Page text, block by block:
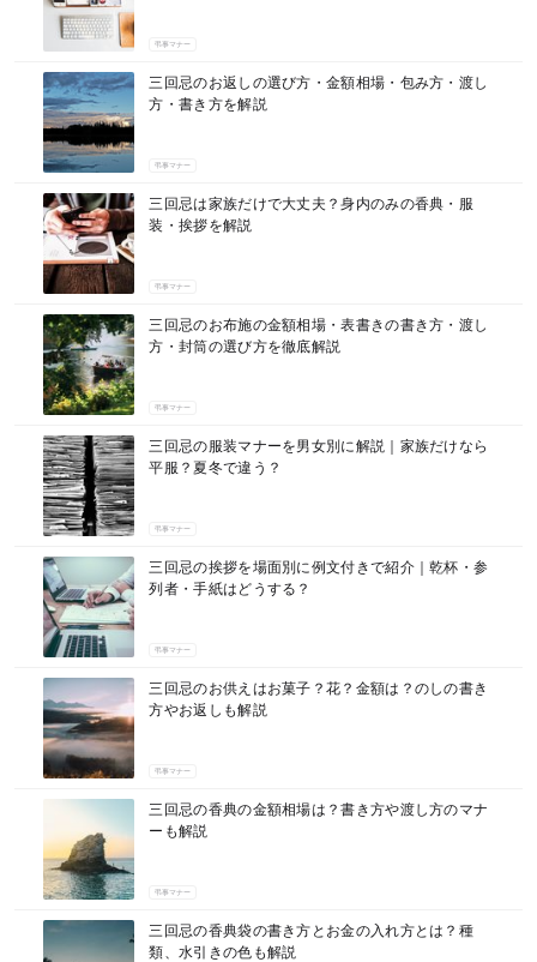
弔事マナー
三回忌のお返しの選び方・金額相場・包み方・渡し
方・書き方を解説
弔事マナー
三回忌は家族だけで大丈夫？身内のみの香典・服
装・挨拶を解説
弔事マナー
三回忌のお布施の金額相場・表書きの書き方・渡し
方・封筒の選び方を徹底解説
弔事マナー
三回忌の服装マナーを男女別に解説｜家族だけなら
平服？夏冬で違う？
弔事マナー
三回忌の挨拶を場面別に例文付きで紹介｜乾杯・参
列者・手紙はどうする？
弔事マナー
三回忌のお供えはお菓子？花？金額は？のしの書き
方やお返しも解説
弔事マナー
三回忌の香典の金額相場は？書き方や渡し方のマナ
ーも解説
弔事マナー
三回忌の香典袋の書き方とお金の入れ方とは？種
類、水引きの色も解説